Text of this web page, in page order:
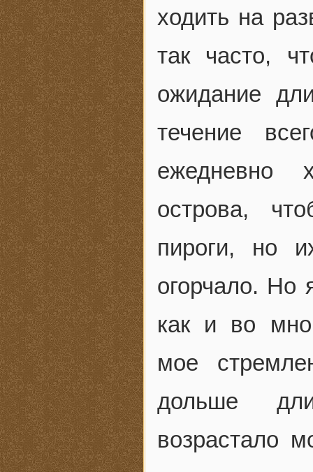
ходить на
так часто,
ожидание
течение
ежедневно
острова,
пироги, но
огорчало. Но
как и во
мое
дольше
возрастало